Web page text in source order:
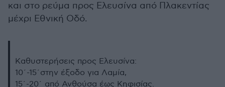
και στο ρεύμα προς Ελευσίνα από Πλακεντίας
μέχρι Εθνική Οδό.
Καθυστερήσεις προς Ελευσίνα:
10΄-15΄στην έξοδο για Λαμία,
15΄-20΄ από Ανθούσα έως Κηφισίας.